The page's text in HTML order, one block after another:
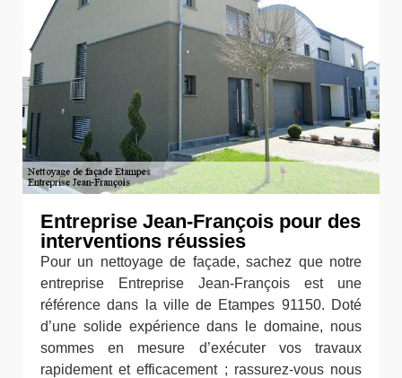
Entreprise Jean-François pour des
interventions réussies
Pour un nettoyage de façade, sachez que notre
entreprise Entreprise Jean-François est une
référence dans la ville de Etampes 91150. Doté
d’une solide expérience dans le domaine, nous
sommes en mesure d’exécuter vos travaux
rapidement et efficacement ; rassurez-vous nous